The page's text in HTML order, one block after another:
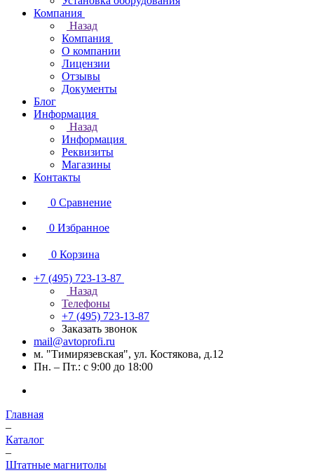
Компания
Назад
Компания
О компании
Лицензии
Отзывы
Документы
Блог
Информация
Назад
Информация
Реквизиты
Магазины
Контакты
0 Сравнение
0 Избранное
0 Корзина
+7 (495) 723-13-87
Назад
Телефоны
+7 (495) 723-13-87
Заказать звонок
mail@avtoprofi.ru
м. "Тимирязевская", ул. Костякова, д.12
Пн. – Пт.: с 9:00 до 18:00
Главная
–
Каталог
–
Штатные магнитолы